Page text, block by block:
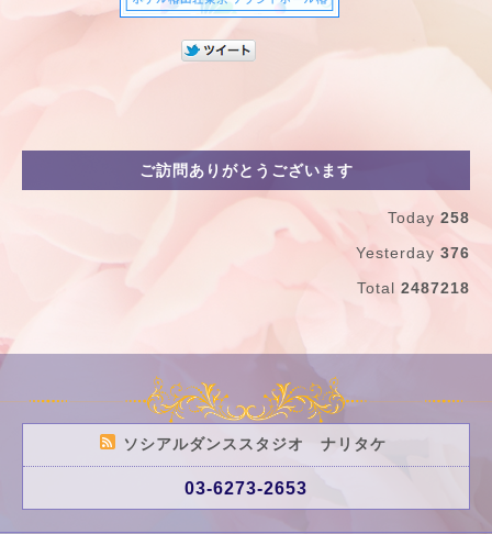
ご訪問ありがとうございます
Today 258
Yesterday 376
Total 2487218
ソシアルダンススタジオ ナリタケ
03-6273-2653